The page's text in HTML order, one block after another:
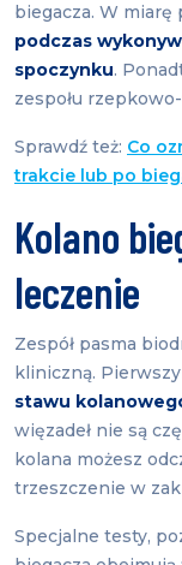
biegacza. W
podczas
spoczynku.
zespołu
Sprawdź też: Co
trakcie lub po
Kolano
leczenie
Zespół pasma
kliniczną.
stawu
więzadeł nie są
kolana możesz
trzeszczenie w
Specjalne testy,